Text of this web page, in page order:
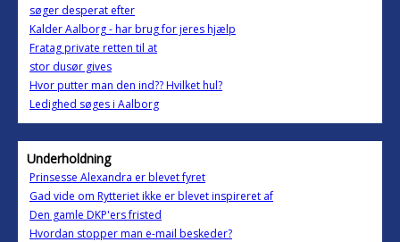
søger desperat efter
Kalder Aalborg - har brug for jeres hjælp
Fratag private retten til at
stor dusør gives
Hvor putter man den ind?? Hvilket hul?
Ledighed søges i Aalborg
Underholdning
Prinsesse Alexandra er blevet fyret
Gad vide om Rytteriet ikke er blevet inspireret af
Den gamle DKP'ers fristed
Hvordan stopper man e-mail beskeder?